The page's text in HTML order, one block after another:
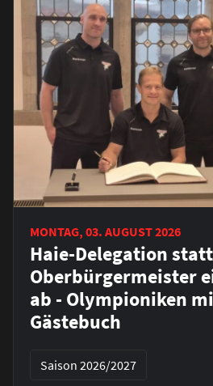
MONTAG, 03. AUGUST 2026
Haie-Delegation
Oberbürgermeister
ab - Olympioniken
Gästebuch
Saison 2026/2027